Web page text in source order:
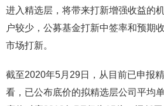
进入精选层，将带来打新增强收益的
户较少，公募基金打新中签率和预期
市场打新。
截至2020年5月29日，从目前已申报
看，已公布底价的拟精选层公司平均